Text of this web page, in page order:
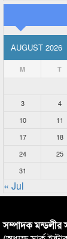
AUGUST 2026
M T
3
4
10
11
17
18
24
25
31
« Jul
সম্পাদক মন্ডলীর